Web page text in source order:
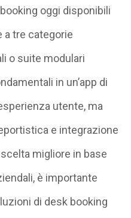
oggi disponibili
tre categorie
o suite modulari
in un’app di
utente, ma
e integrazione
migliore in base
è importante
di desk booking